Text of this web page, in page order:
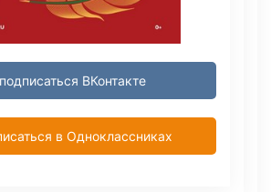
подписаться ВКонтакте
в Одноклассниках